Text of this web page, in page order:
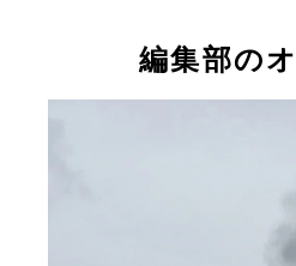
編集部の